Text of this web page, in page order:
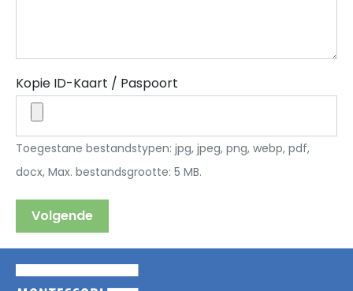
Kopie ID-Kaart / Paspoort
Toegestane bestandstypen: jpg, jpeg, png, webp, pdf,
docx, Max. bestandsgrootte: 5 MB.